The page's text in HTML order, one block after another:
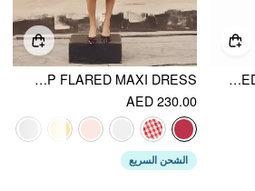
LINEN-BLEND HALTER NECKLINE KNOTTED RUFFLE MIDI DRESS
COTTON-BLEND SCULPTURAL U-NECKLINE RUFFLED LACE UP FLARED MAXI DRESS
AED 230.00
الشحن السريع